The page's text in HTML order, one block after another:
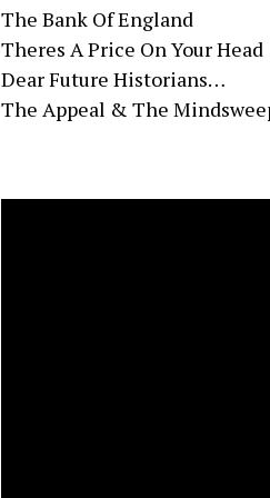
The Bank Of England
Theres A Price On Your Head
Dear Future Historians…
The Appeal & The